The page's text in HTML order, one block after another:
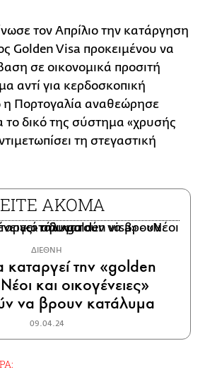
τον Απρίλιο την κατάργηση
Golden Visa προκειμένου να
σε οικονομικά προσιτή
αντί για κερδοσκοπική
η Πορτογαλία αναθεώρησε
το δικό της σύστημα «χρυσής
τη στεγαστική
ΑΚΟΜΑ
ΔΙΕΘΝΗ
καταργεί την «golden
και οικογένειες»
να βρουν κατάλυμα
09.04.24